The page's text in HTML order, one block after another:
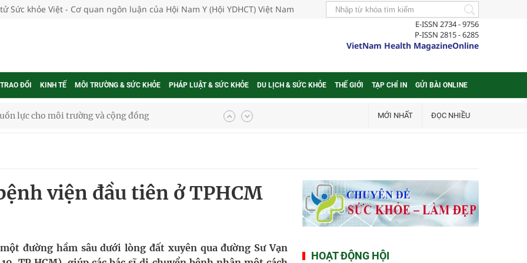
Sức khỏe Việt - Cơ quan ngôn luận của Hội Nam Y (Hội YDHCT) Việt Nam
E-ISSN 2734 - 9756
P-ISSN 2815 - 6285
VietNam Health MagazineOnline
ĐỔI KINH TẾ MÔI TRƯỜNG & SỨC KHỎE PHÁP LUẬT & SỨC KHỎE DU LỊCH & SỨC KHỎE THẾ GIỚI TẠP CHÍ IN GỬI BÀI ONLINE
bảo hiểm y tế nếu không đăng ký khám theo yêu
riêng 2026
vực cấp cứu, điều trị đột quỵ
lại khai thác vào ngày 19/8
MỚI NHẤT ĐỌC NHIỀU
viện đầu tiên ở TPHCM
đường hầm sâu dưới lòng đất xuyên qua đường Sư Vạn
HOẠT ĐỘNG HỘI